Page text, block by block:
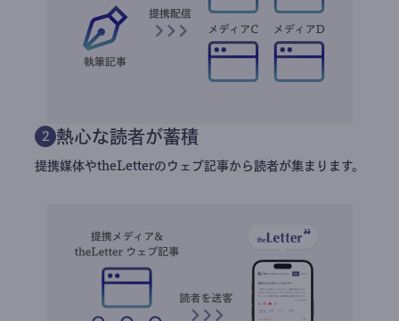
2 熱心な読者が蓄積
提携媒体やtheLetterのウェブ記事から読者が集まります。